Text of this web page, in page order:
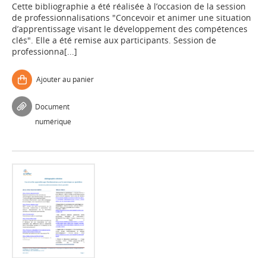
Cette bibliographie a été réalisée à l’occasion de la session
de professionnalisations "Concevoir et animer une situation
d’apprentissage visant le développement des compétences
clés". Elle a été remise aux participants. Session de
professionna[...]
Ajouter au panier
Document
numérique